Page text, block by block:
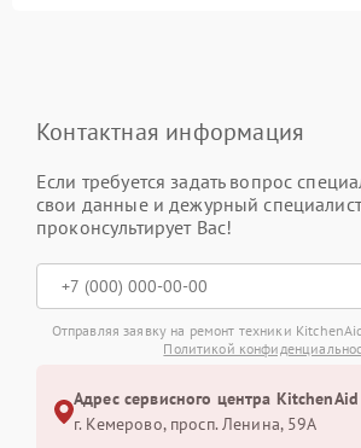
Контактная информация
Если требуется задать вопрос
свои данные и дежурный
проконсультирует Вас!
Отправляя заявку на ремонт техники
Политикой
Адрес сервисного центра
г. Кемерово, просп. Ленина, 59А